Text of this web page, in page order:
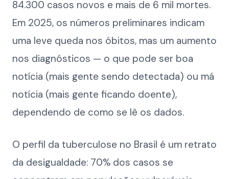
84.300 casos novos e mais de 6 mil mortes.
Em 2025, os números preliminares indicam
uma leve queda nos óbitos, mas um aumento
nos diagnósticos — o que pode ser boa
notícia (mais gente sendo detectada) ou má
notícia (mais gente ficando doente),
dependendo de como se lê os dados.
O perfil da tuberculose no Brasil é um retrato
da desigualdade: 70% dos casos se